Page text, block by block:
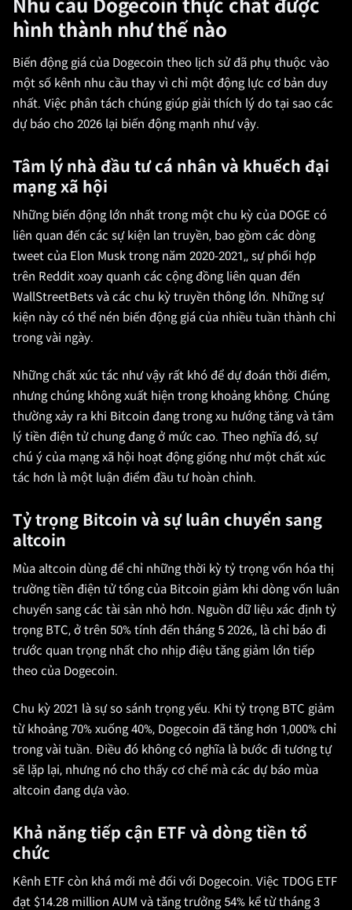
Nhu cầu Dogecoin thực chất được
hình thành như thế nào
Biến động giá của Dogecoin theo lịch sử đã phụ thuộc vào
một số kênh nhu cầu thay vì chỉ một động lực cơ bản duy
nhất. Việc phân tách chúng giúp giải thích lý do tại sao các
dự báo cho 2026 lại biến động mạnh như vậy.
Tâm lý nhà đầu tư cá nhân và khuếch đại
mạng xã hội
Những biến động lớn nhất trong một chu kỳ của DOGE có
liên quan đến các sự kiện lan truyền, bao gồm các dòng
tweet của Elon Musk trong năm 2020-2021,, sự phối hợp
trên Reddit xoay quanh các cộng đồng liên quan đến
WallStreetBets và các chu kỳ truyền thông lớn. Những sự
kiện này có thể nén biến động giá của nhiều tuần thành chỉ
trong vài ngày.
Những chất xúc tác như vậy rất khó để dự đoán thời điểm,
nhưng chúng không xuất hiện trong khoảng không. Chúng
thường xảy ra khi Bitcoin đang trong xu hướng tăng và tâm
lý tiền điện tử chung đang ở mức cao. Theo nghĩa đó, sự
chú ý của mạng xã hội hoạt động giống như một chất xúc
tác hơn là một luận điểm đầu tư hoàn chỉnh.
Tỷ trọng Bitcoin và sự luân chuyển sang
altcoin
Mùa altcoin dùng để chỉ những thời kỳ tỷ trọng vốn hóa thị
trường tiền điện tử tổng của Bitcoin giảm khi dòng vốn luân
chuyển sang các tài sản nhỏ hơn. Nguồn dữ liệu xác định tỷ
trọng BTC, ở trên 50% tính đến tháng 5 2026,, là chỉ báo đi
trước quan trọng nhất cho nhịp điệu tăng giảm lớn tiếp
theo của Dogecoin.
Chu kỳ 2021 là sự so sánh trọng yếu. Khi tỷ trọng BTC giảm
từ khoảng 70% xuống 40%, Dogecoin đã tăng hơn 1,000% chỉ
trong vài tuần. Điều đó không có nghĩa là bước đi tương tự
sẽ lặp lại, nhưng nó cho thấy cơ chế mà các dự báo mùa
altcoin đang dựa vào.
Khả năng tiếp cận ETF và dòng tiền tổ
chức
Kênh ETF còn khá mới mẻ đối với Dogecoin. Việc TDOG ETF
đạt $14.28 million AUM và tăng trưởng 54% kể từ tháng 3